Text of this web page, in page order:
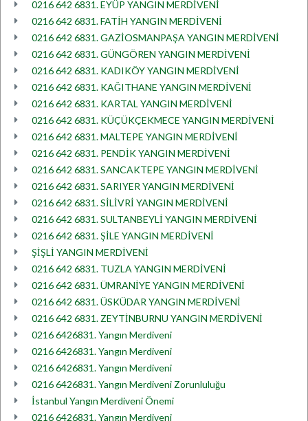
0216 642 6831. EYÜP YANGIN MERDİVENİ
0216 642 6831. FATİH YANGIN MERDİVENİ
0216 642 6831. GAZİOSMANPAŞA YANGIN MERDİVENİ
0216 642 6831. GÜNGÖREN YANGIN MERDİVENİ
0216 642 6831. KADIKÖY YANGIN MERDİVENİ
0216 642 6831. KAĞITHANE YANGIN MERDİVENİ
0216 642 6831. KARTAL YANGIN MERDİVENİ
0216 642 6831. KÜÇÜKÇEKMECE YANGIN MERDİVENİ
0216 642 6831. MALTEPE YANGIN MERDİVENİ
0216 642 6831. PENDİK YANGIN MERDİVENİ
0216 642 6831. SANCAKTEPE YANGIN MERDİVENİ
0216 642 6831. SARIYER YANGIN MERDİVENİ
0216 642 6831. SİLİVRİ YANGIN MERDİVENİ
0216 642 6831. SULTANBEYLİ YANGIN MERDİVENİ
0216 642 6831. ŞİLE YANGIN MERDİVENİ
ŞİŞLİ YANGIN MERDİVENİ
0216 642 6831. TUZLA YANGIN MERDİVENİ
0216 642 6831. ÜMRANİYE YANGIN MERDİVENİ
0216 642 6831. ÜSKÜDAR YANGIN MERDİVENİ
0216 642 6831. ZEYTİNBURNU YANGIN MERDİVENİ
0216 6426831. Yangın Merdiveni
0216 6426831. Yangın Merdiveni
0216 6426831. Yangın Merdiveni
0216 6426831. Yangın Merdiveni Zorunluluğu
İstanbul Yangın Merdiveni Önemi
0216 6426831. Yangın Merdiveni